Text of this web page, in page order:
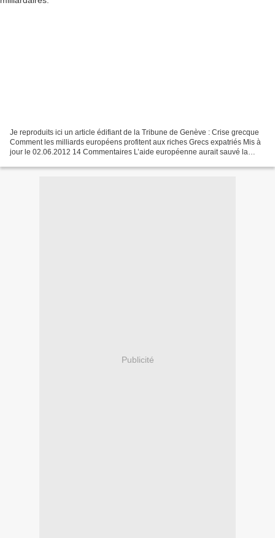
Je reproduits ici un article édifiant de la Tribune de Genève : Crise grecque
Comment les milliards européens profitent aux riches Grecs expatriés Mis à
jour le 02.06.2012 14 Commentaires L’aide européenne aurait sauvé la
Publicité